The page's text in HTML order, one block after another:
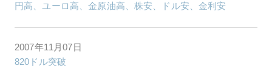
円高、ユーロ高、金原油高、株安、ドル安、金利安
2007年11月07日
820ドル突破